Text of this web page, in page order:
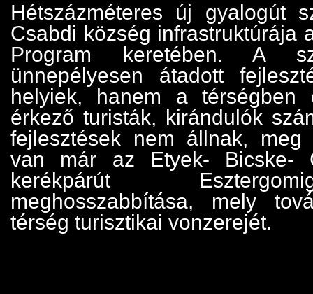
Hétszázméteres új gyalogút
Csabdi község infrastruktúrája
Program keretében. A
ünnepélyesen átadott
helyiek, hanem a
érkező turisták, kirándulók
fejlesztések nem állnak, meg
van már az Etyek- Bicske-
kerékpárút
meghosszabbítása, mely
térség turisztikai vonzerejét.